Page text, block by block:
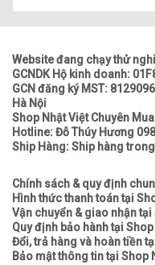
Website đang chạy thử
GCNDK Hộ kinh doanh:
GCN đăng ký MST:
Hà Nội
Shop Nhật Việt Chuyên
Hotline: Đỗ Thúy Hương
Ship Hàng: Ship hàng
Chính sách & quy định
Hình thức thanh toán tại
Vận chuyển & giao nhận tại
Quy định bảo hành tại
Đổi, trả hàng và hoàn tiền
Bảo mật thông tin tại Shop